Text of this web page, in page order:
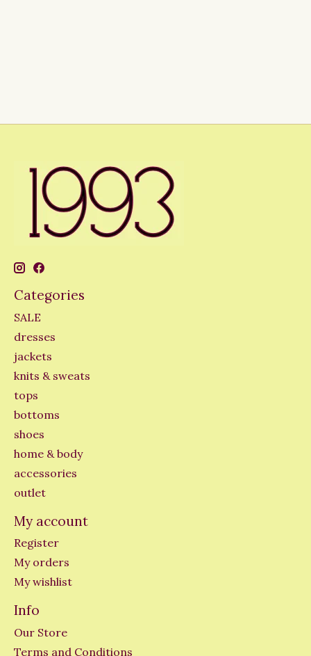
Categories
SALE
dresses
jackets
knits & sweats
tops
bottoms
shoes
home & body
accessories
outlet
My account
Register
My orders
My wishlist
Info
Our Store
Terms and Conditions